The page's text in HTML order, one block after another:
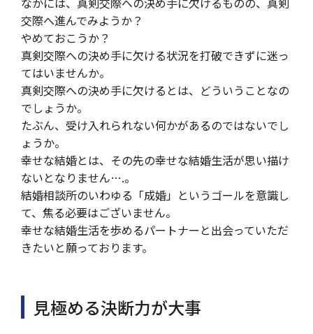
交際へ進んでみようか？
やめておこうか？
真剣交際への決め手に欠ける状況を打破できずに迷っ
てはいませんか。
真剣交際への決め手に欠けるとは、どういうことなの
でしょうか。
たぶん、受け入れられない何かがあるのではないでし
ょうか。
幸せな結婚とは、その先の幸せな結婚生活が思い描け
ないとなりません….。
結婚相談所のいわゆる「成婚」というゴールを意識し
て、焦る必要はございません。
幸せな結婚生活を歩めるパートナーと出会っていただ
きたいと願っております。
見極める決断力が大事